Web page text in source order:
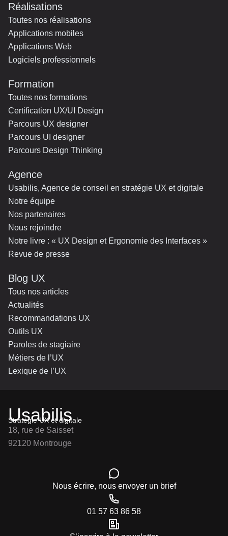
Réalisations
Toutes nos réalisations
Applications mobiles
Applications Web
Logiciels professionnels
Formation
Toutes nos formations
Certification UX/UI Design
Parcours UX designer
Parcours UI designer
Parcours Design Thinking
Agence
Usabilis, Agence de conseil en stratégie UX et digitale
Notre équipe
Nos partenaires
Nous rejoindre
Notre livre : « UX Design et Ergonomie des Interfaces »
Revue de presse
Blog UX
Tous nos articles
Actualités
Recommandations UX
Outils UX
Paroles de stagiaire
Métiers de l’UX
Lexique de l’UX
Usabilis
Stratégie UX et digitale
18, rue de Saisset
92120 Montrouge
Nous écrire, nous envoyer un brief
01 57 63 86 58